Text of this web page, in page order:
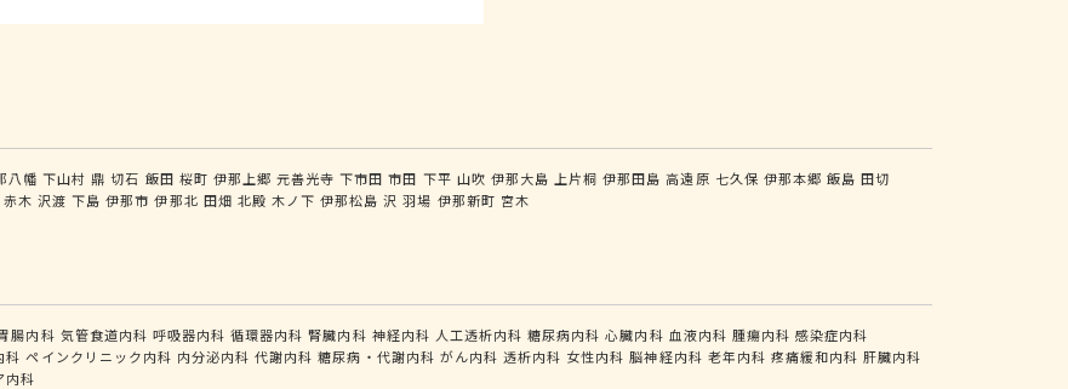
八幡 下山村 鼎 切石 飯田 桜町 伊那上郷 元善光寺 下市田 市田 下平 山吹 伊那大島 上片桐 伊那田島 高遠原 七久保 伊那本郷 飯島 田切
赤木 沢渡 下島 伊那市 伊那北 田畑 北殿 木ノ下 伊那松島 沢 羽場 伊那新町 宮木
腸内科 気管食道内科 呼吸器内科 循環器内科 腎臓内科 神経内科 人工透析内科 糖尿病内科 心臓内科 血液内科 腫瘍内科 感染症内科
科 ペインクリニック内科 内分泌内科 代謝内科 糖尿病・代謝内科 がん内科 透析内科 女性内科 脳神経内科 老年内科 疼痛緩和内科 肝臓内科
内科